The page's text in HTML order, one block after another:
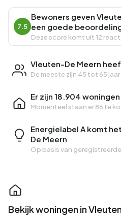
7.5
Bewoners geven
een goede
Deze score komt uit 12
Vleuten-De Meern
De meeste zijn 45 tot 65
Er zijn 18.904
Momenteel staan er86 te
Energielabel A komt
De Meern
Op basis van
Bekijk woningen in